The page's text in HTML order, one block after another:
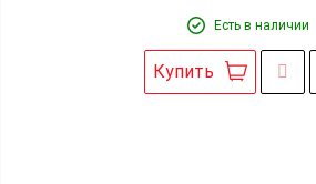
Есть в наличии
Купить